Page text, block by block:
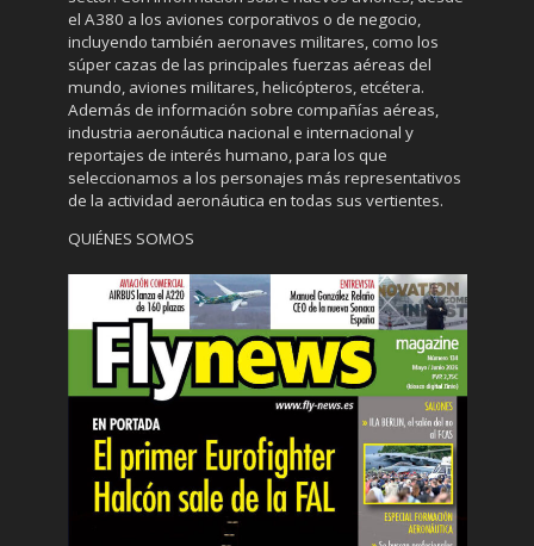
el A380 a los aviones corporativos o de negocio,
incluyendo también aeronaves militares, como los
súper cazas de las principales fuerzas aéreas del
mundo, aviones militares, helicópteros, etcétera.
Además de información sobre compañías aéreas,
industria aeronáutica nacional e internacional y
reportajes de interés humano, para los que
seleccionamos a los personajes más representativos
de la actividad aeronáutica en todas sus vertientes.
QUIÉNES SOMOS